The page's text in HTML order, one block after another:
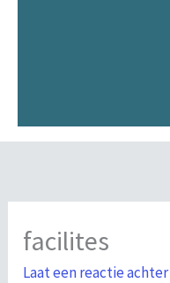
facilites
Laat een reactie achter